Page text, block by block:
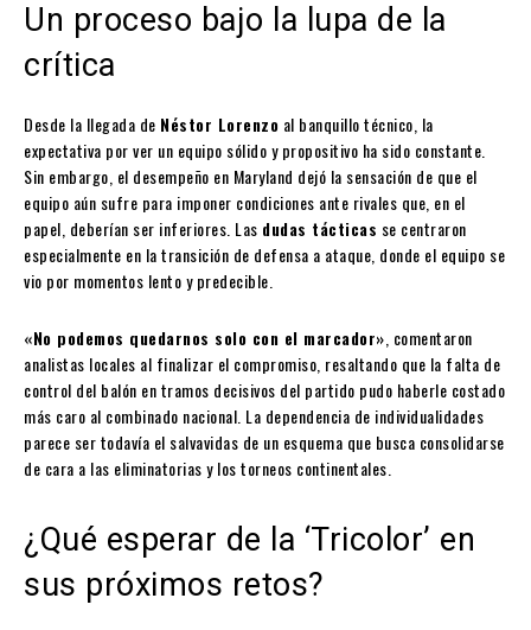
Un proceso bajo la lupa de la
crítica
Desde la llegada de Néstor Lorenzo al banquillo técnico, la
expectativa por ver un equipo sólido y propositivo ha sido constante.
Sin embargo, el desempeño en Maryland dejó la sensación de que el
equipo aún sufre para imponer condiciones ante rivales que, en el
papel, deberían ser inferiores. Las dudas tácticas se centraron
especialmente en la transición de defensa a ataque, donde el equipo se
vio por momentos lento y predecible.
«No podemos quedarnos solo con el marcador» , comentaron
analistas locales al finalizar el compromiso, resaltando que la falta de
control del balón en tramos decisivos del partido pudo haberle costado
más caro al combinado nacional. La dependencia de individualidades
parece ser todavía el salvavidas de un esquema que busca consolidarse
de cara a las eliminatorias y los torneos continentales.
¿Qué esperar de la ‘Tricolor’ en
sus próximos retos?